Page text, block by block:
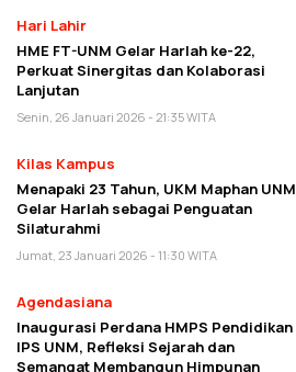
Hari Lahir
HME FT-UNM Gelar Harlah ke-22,
Perkuat Sinergitas dan Kolaborasi
Lanjutan
Senin, 26 Januari 2026 - 21:35 WITA
Kilas Kampus
Menapaki 23 Tahun, UKM Maphan UNM
Gelar Harlah sebagai Penguatan
Silaturahmi
Jumat, 23 Januari 2026 - 11:30 WITA
Agendasiana
Inaugurasi Perdana HMPS Pendidikan
IPS UNM, Refleksi Sejarah dan
Semangat Membangun Himpunan